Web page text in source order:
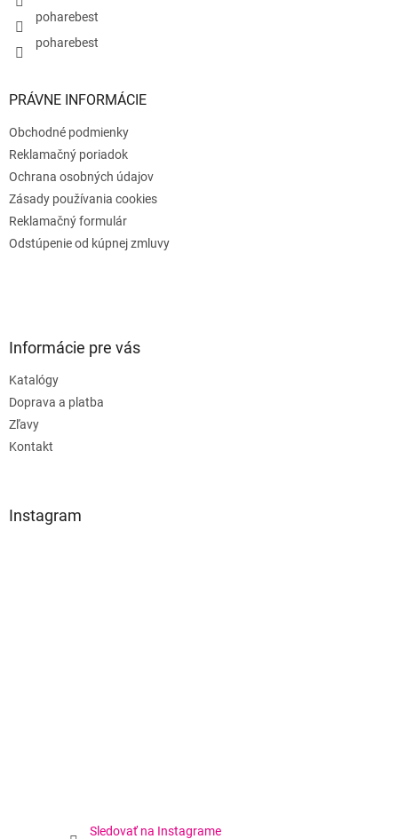
poharebest
poharebest
PRÁVNE INFORMÁCIE
Obchodné podmienky
Reklamačný poriadok
Ochrana osobných údajov
Zásady používania cookies
Reklamačný formulár
Odstúpenie od kúpnej zmluvy
Informácie pre vás
Katalógy
Doprava a platba
Zľavy
Kontakt
Instagram
Sledovať na Instagrame